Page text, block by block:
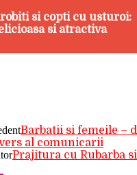
si copti cu usturoi:
si atractiva
Barbatii si femeile –
al comunicarii
Prajitura cu Rubarba